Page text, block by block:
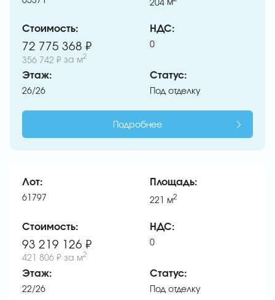
204 м
Стоимость:
72 775 368 ₽
356 742 ₽ за м2
НДС:
0
Этаж:
26/26
Статус:
Под отделку
Подробнее
Лот:
61797
Площадь:
221 м2
Стоимость:
93 219 126 ₽
421 806 ₽ за м2
НДС:
0
Этаж:
22/26
Статус:
Под отделку